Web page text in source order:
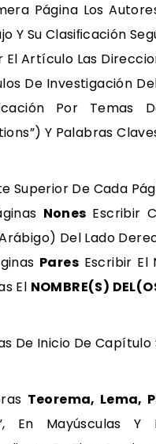
Página Los
Y Su Clasiﬁcación
El Artículo Las
De Investigación
Por Temas
Y Palabras
Superior De Cada
Nones Escribir
Del Lado
Pares Escribir El
El NOMBRE(S)
De Inicio De
Teorema, Lema,
En Mayúsculas